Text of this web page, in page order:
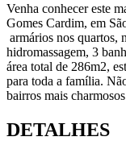
Venha conhecer este
Gomes Cardim, em
armários nos quartos,
hidromassagem, 3
área total de 286m2,
para toda a família.
bairros mais
DETALHES